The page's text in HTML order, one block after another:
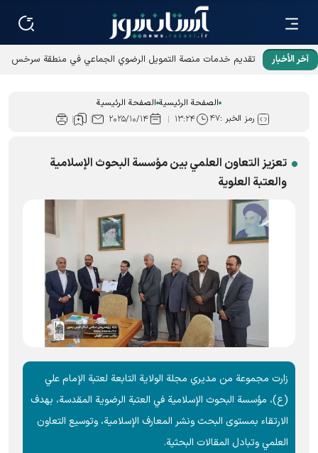
آخر الأخبار
تقديم خدمات منصة التمويل الرضوي الجماعي في منطقة سرخس
الصفحة الرئيسية الصفحة الرئيسية
رمز الخبر :۴۷ ۱۳:۲۴ ۲۰۲۵/۱۰/۱۴
تعزيز التعاون العلمي بين مؤسسة البحوث الإسلامية
والعتبة العلوية
زارت مجموعة من مديري مجلة الولاية التابعة لعتبة الإمام علي
(ع)، مؤسسة البحوث الإسلامية في العتبة الرضوية المقدسة، بهدف
الارتقاء بمستوى البحث ونشر المعارف الإسلامية، وتوسيع التعاون
العلمي وتبادل المقالات البحثية.